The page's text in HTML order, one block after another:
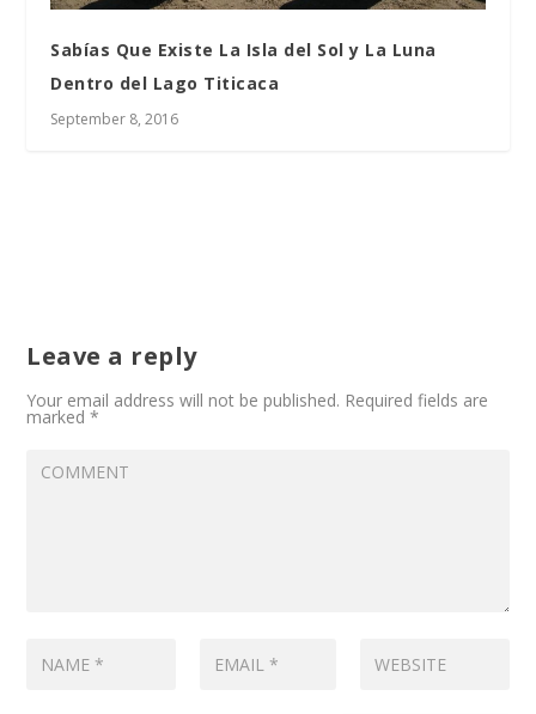
Sabías Que Existe La Isla del Sol y La Luna
Dentro del Lago Titicaca
September 8, 2016
Leave a reply
Your email address will not be published. Required fields are
marked*